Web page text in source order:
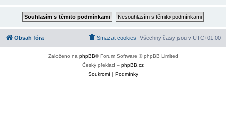
Obsah fóra Všechny časy jsou v UTC+01:00
Smazat cookies
Založeno na phpBB® Forum Software © phpBB Limited
Český překlad – phpBB.cz
Soukromí| Podmínky